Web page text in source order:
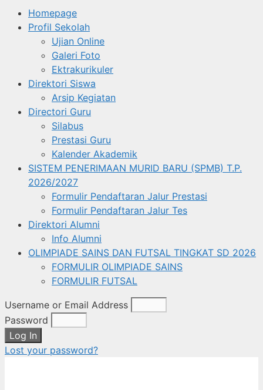
Homepage
Profil Sekolah
Ujian Online
Galeri Foto
Ektrakurikuler
Direktori Siswa
Arsip Kegiatan
Directori Guru
Silabus
Prestasi Guru
Kalender Akademik
SISTEM PENERIMAAN MURID BARU (SPMB) T.P.
2026/2027
Formulir Pendaftaran Jalur Prestasi
Formulir Pendaftaran Jalur Tes
Direktori Alumni
Info Alumni
OLIMPIADE SAINS DAN FUTSAL TINGKAT SD 2026
FORMULIR OLIMPIADE SAINS
FORMULIR FUTSAL
Username or Email Address
Password
Log In
Lost your password?